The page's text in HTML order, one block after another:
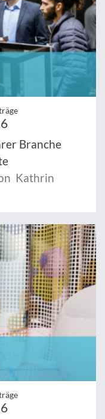
Branche
Kathrin